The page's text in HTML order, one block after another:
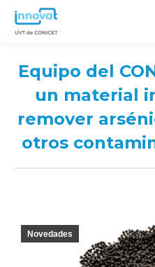
Equipo del
un material
remover
otros
Novedades